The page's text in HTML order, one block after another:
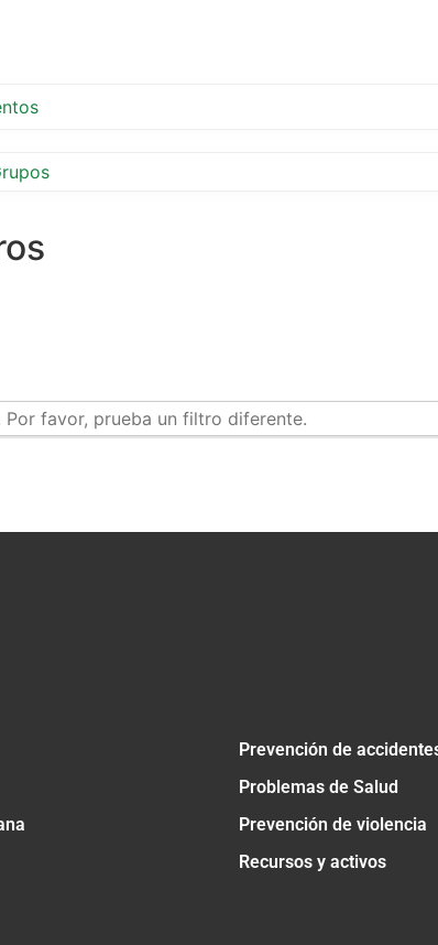
favor, prueba un filtro diferente.
Prevención de
Problemas de Salud
Prevención de violencia
Recursos y activos